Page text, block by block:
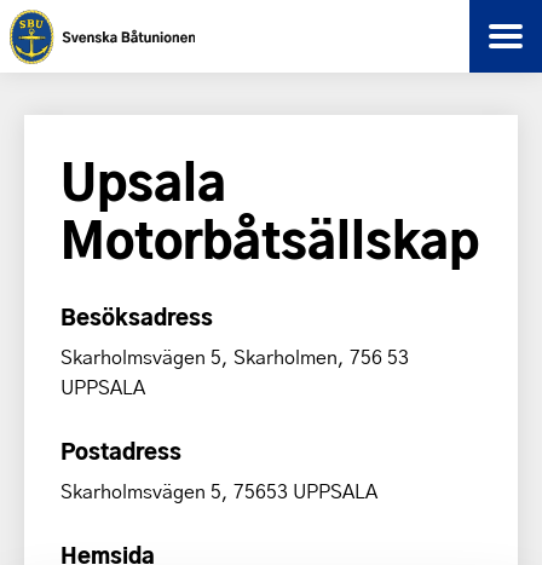
Upsala
Motorbåtsällskap
Besöksadress
Skarholmsvägen 5, Skarholmen, 756 53
UPPSALA
Postadress
Skarholmsvägen 5, 75653 UPPSALA
Hemsida